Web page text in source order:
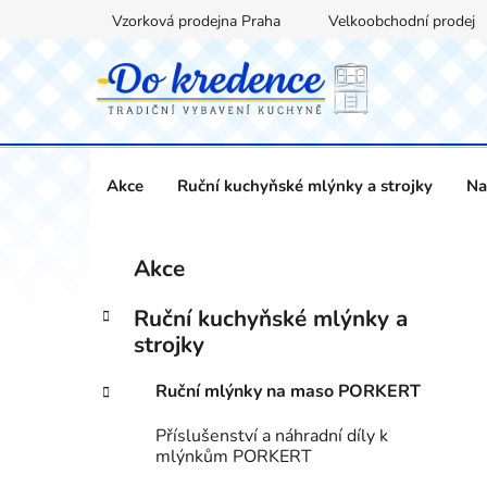
obsah
Vzorková prodejna Praha Velkoobchodní prodej
Akce Ruční kuchyňské mlýnky a strojky
s
a
Přeskočit
kategorie
e
r
Akce
Ruční kuchyňské mlýnky a
strojky
Ruční mlýnky na maso PORKERT
Příslušenství a náhradní díly k
mlýnkům PORKERT